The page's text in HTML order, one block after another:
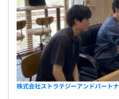
イティブ時代のエンジニア育
提案です。
「非認知能力×技術スキル」
当社の教育体制は、当社代表
株式会社ストラテジーアンドパート